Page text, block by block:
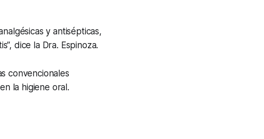
y antisépticas,
dice la Dra. Espinoza.
convencionales
la higiene oral.